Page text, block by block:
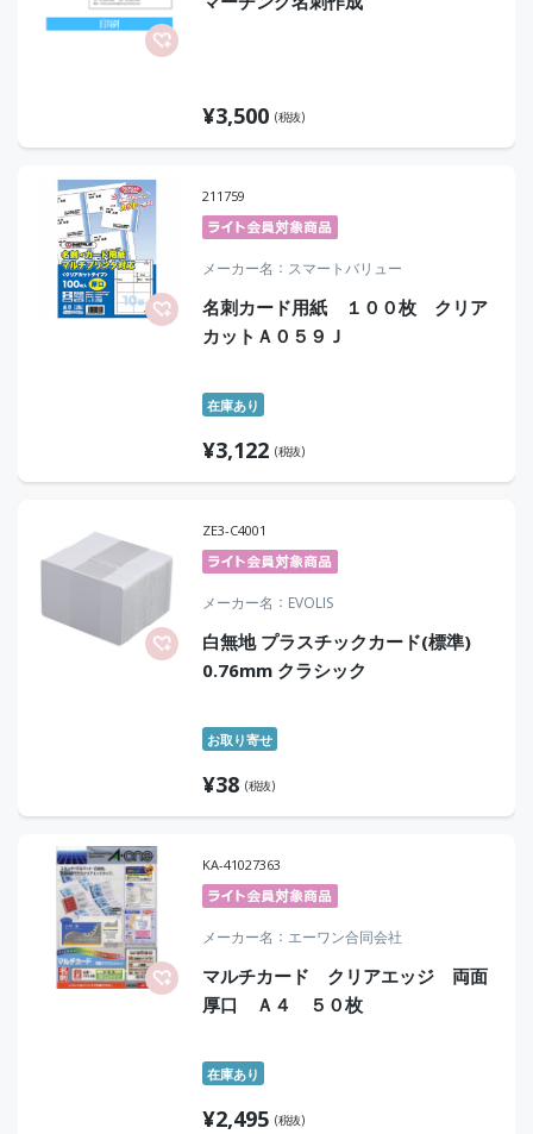
¥3,500 (税抜)
211759
メーカー名 スマートバリュー
名刺カード用紙 １００枚 クリア
カットＡ０５９Ｊ
在庫あり
¥3,122 (税抜)
ZE3-C4001
メーカー名 EVOLIS
白無地 プラスチックカード(標準)
0.76mm クラシック
お取り寄せ
¥38 (税抜)
KA-41027363
メーカー名 エーワン合同会社
マルチカード クリアエッジ 両面
厚口 Ａ４ ５０枚
在庫あり
¥2,495 (税抜)